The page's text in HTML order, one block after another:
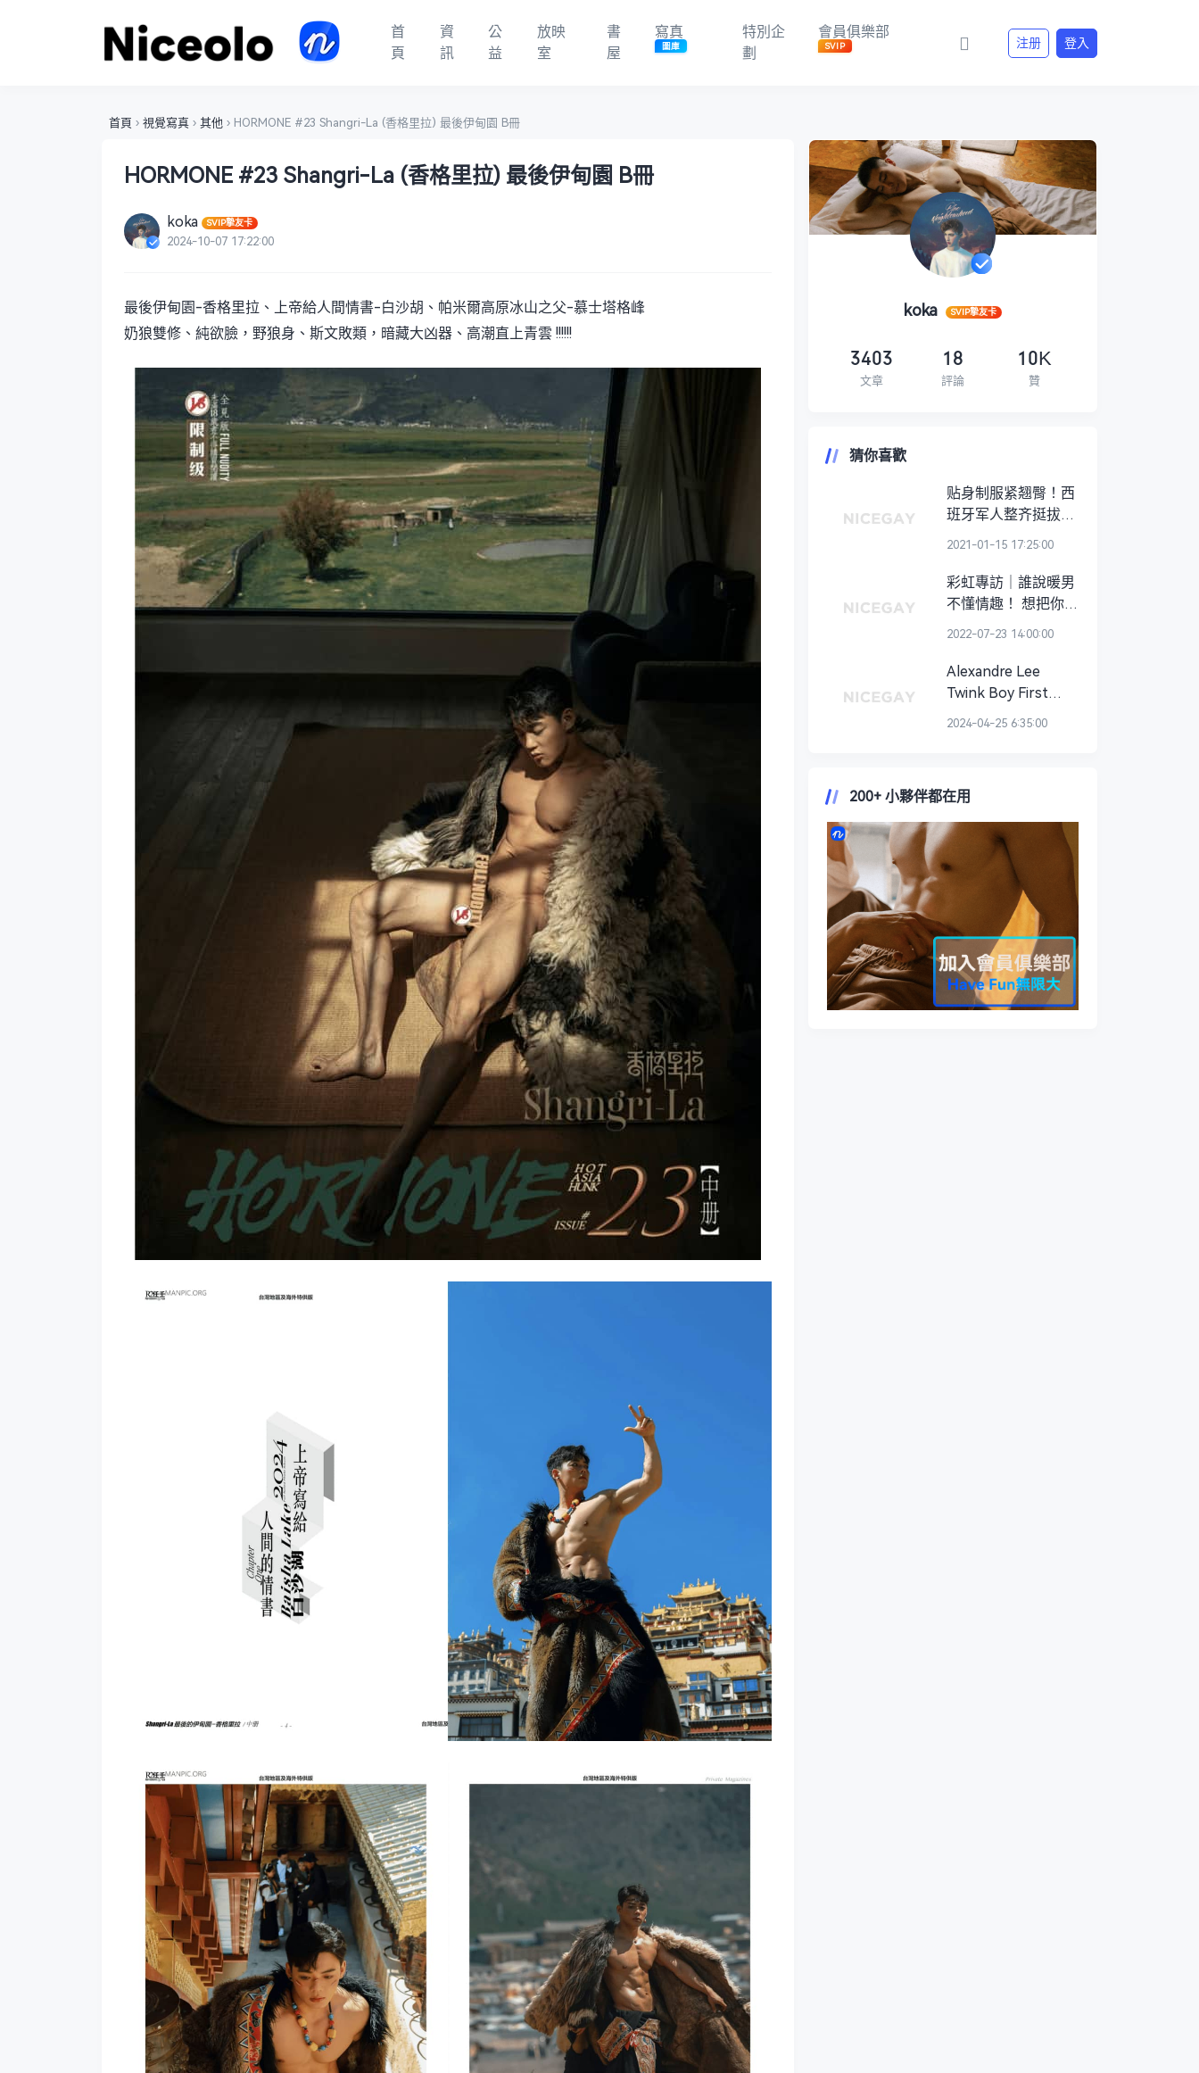
首
頁
資
訊
公
益
放映
室
書
屋
寫真
圖庫
特別企
劃
會員俱樂部
SVIP 注册 登入
首頁 › 視覺寫真 › 其他 › HORMONE #23 Shangri-La (香格里拉) 最後伊甸園 B冊
HORMONE #23 Shangri-La (香格里拉) 最後伊甸園 B冊
koka SVIP摯友卡
2024-10-07 17:22:00
最後伊甸園-香格里拉、上帝給人間情書-白沙胡、帕米爾高原冰山之父-慕士塔格峰
奶狼雙修、純欲臉，野狼身、斯文敗類，暗藏大凶器、高潮直上青雲 !!!!!!
koka SVIP摯友卡
3403
文章
18
評論
10K
贊
猜你喜歡
贴身制服紧翘臀！西
班牙军人整齐挺拔又
划一 网友赞：看起来
2021-01-15 17:25:00
彩虹專訪｜誰說暖男
不懂情趣！ 想把你壓
在餐桌上壞壞的健身
2022-07-23 14:00:00
Alexandre Lee
Twink Boy First
Time Cumming
2024-04-25 6:35:00
200+ 小夥伴都在用